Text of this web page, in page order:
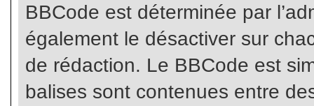
BBCode est déterminée par
également le désactiver sur
de rédaction. Le BBCode est
balises sont contenues entre